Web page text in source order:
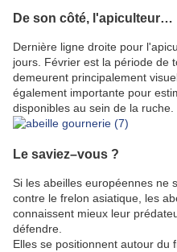
De son côté, l'apiculteur…
Dernière ligne droite pour
jours. Février est la période de
demeurent principalement
également importante pour
disponibles au sein de la ruche.
Le saviez–vous ?
Si les abeilles européennes ne
contre le frelon asiatique, les
connaissent mieux leur
défendre.
Elles se positionnent autour du